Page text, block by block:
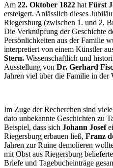
Am 22. Oktober 1822 hat Fürst
ersteigert. Anlässlich dieses
Riegersburg (zwischen 1. und 2.
Die Verknüpfung der Geschichte
Persönlichkeiten aus der Familie
interpretiert von einem Künstler
Stern. Wissenschaftlich und
Ausstellung von Dr. Gerhard
Jahren viel über die Familie in der
Im Zuge der Recherchen sind
dato unbekannte Geschichten zu
Beispiel, dass sich Johann Josef
Riegersburg erbauen ließ, Franz
Jahren zur Ruine demolieren
mit Obst aus Riegersburg
Briefe und Tagebucheinträge